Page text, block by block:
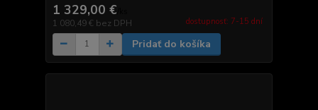
1 329,00 €
1 080,49 € bez DPH dostupnosť: 7-15 dní
Pridať do košíka